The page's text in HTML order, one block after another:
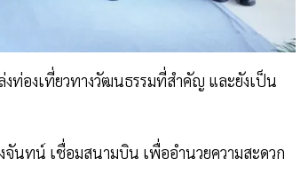
ท่องเที่ยวทางวัฒนธรรมที่สำคัญ และยังเป็น
นทน์ เชื่อมสนามบิน เพื่ออำนวยความสะดวก